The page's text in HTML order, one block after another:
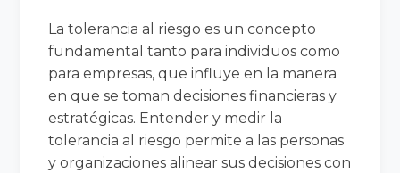
La tolerancia al riesgo es un concepto
fundamental tanto para individuos como
para empresas, que influye en la manera
en que se toman decisiones financieras y
estratégicas. Entender y medir la
tolerancia al riesgo permite a las personas
y organizaciones alinear sus decisiones con